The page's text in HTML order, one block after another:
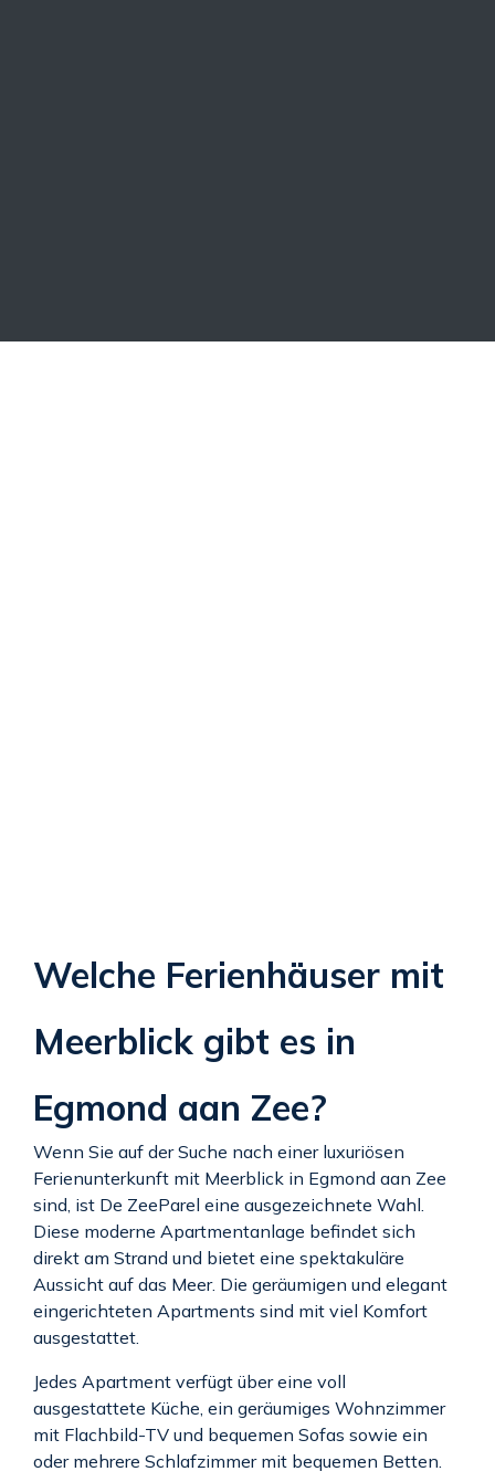
Welche Ferienhäuser mit
Meerblick gibt es in
Egmond aan Zee?
Wenn Sie auf der Suche nach einer luxuriösen
Ferienunterkunft mit Meerblick in Egmond aan Zee
sind, ist De ZeeParel eine ausgezeichnete Wahl.
Diese moderne Apartmentanlage befindet sich
direkt am Strand und bietet eine spektakuläre
Aussicht auf das Meer. Die geräumigen und elegant
eingerichteten Apartments sind mit viel Komfort
ausgestattet.
Jedes Apartment verfügt über eine voll
ausgestattete Küche, ein geräumiges Wohnzimmer
mit Flachbild-TV und bequemen Sofas sowie ein
oder mehrere Schlafzimmer mit bequemen Betten.